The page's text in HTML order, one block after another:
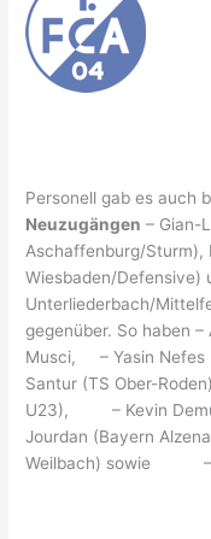
Personell gab es auch
Neuzugängen – Gian-
Aschaffenburg/Sturm),
Wiesbaden/Defensive)
Unterliederbach/
gegenüber. So haben
Musci, – Yasin
Santur (TS Ober-
U23), – Kevin
Jourdan (Bayern
Weilbach) sowie –